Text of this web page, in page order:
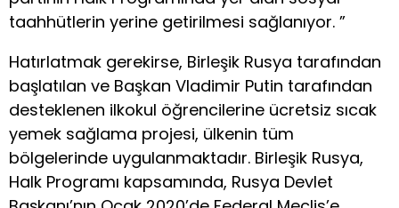
taahhütlerin yerine getirilmesi sağlanıyor. ”
Hatırlatmak gerekirse, Birleşik Rusya tarafından
başlatılan ve Başkan Vladimir Putin tarafından
desteklenen ilkokul öğrencilerine ücretsiz sıcak
yemek sağlama projesi, ülkenin tüm
bölgelerinde uygulanmaktadır. Birleşik Rusya,
Halk Programı kapsamında, Rusya Devlet